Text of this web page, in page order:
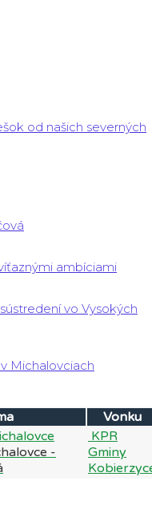
od našich severných
ambíciami
vo Vysokých
Michalovciach
Vonku
KPR
Gminy